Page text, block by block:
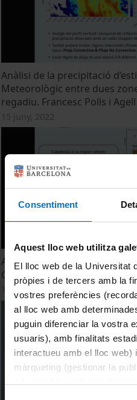
Consentiment
Aquest lloc web utilitza
El lloc web de la Universitat
pròpies i de tercers amb la
vostres preferències
al lloc web amb
puguin diferenciar la vostra
usuaris), amb finalitats
interactueu amb el lloc web)
màrqueting (gestionar la
Anàlisi de la precipitació
Meteorològic entre dues
regadiu. Francesc Polls i Agell
15 juny, 2022
Assessment of GPM- IMERG
Catalonia. Eric Peinó Calero
15 juny, 2022